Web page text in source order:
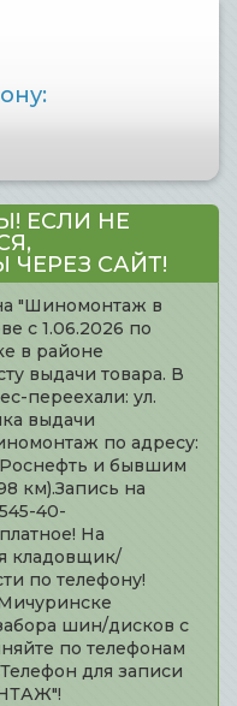
ЕСЛИ НЕ
САЙТ!
"Шиномонтаж в
с 1.06.2026 по
в районе
выдачи товара. В
переехали: ул.
выдачи
по адресу:
и бывшим
км).Запись на
40-
На
кладовщик/
по телефону!
шин/дисков с
по телефонам
для записи